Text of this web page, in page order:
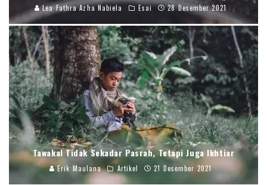
Lea Fathra Azha Nabiela Esai 28 Desember 2021
Tawakal Tidak Sekadar Pasrah, Tetapi Juga Ikhtiar
Erik Maulana Artikel 21 Desember 2021